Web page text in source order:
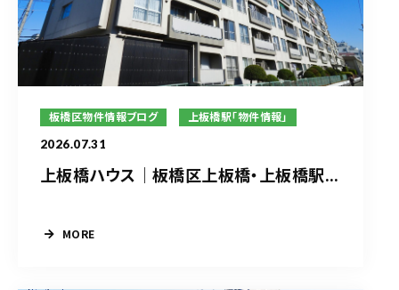
板橋区物件情報ブログ 上板橋駅「物件情報」
2026.07.31
上板橋ハウス｜板橋区上板橋・上板橋駅...
MORE